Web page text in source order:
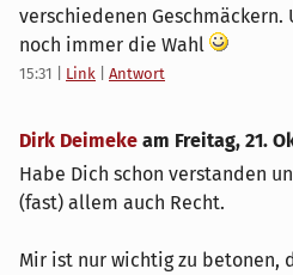
verschiedenen Geschmäckern.
noch immer die Wahl
15:31 Link Antwort
Dirk Deimeke am Freitag, 21.
Habe Dich schon verstanden
(fast) allem auch Recht.
Mir ist nur wichtig zu betonen,